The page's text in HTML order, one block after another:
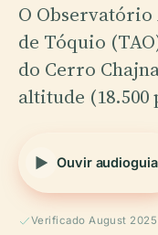
O Observatório
de Tóquio
do Cerro
altitude
Ouvir audioguia
Verificado August 2025